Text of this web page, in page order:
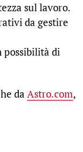
sul lavoro.
da gestire
possibilità di
da Astro.com,